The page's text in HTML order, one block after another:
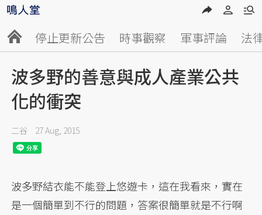
停止更新公告 時事觀察 軍事評論 法
波多野的善意與成人產業公共
化的衝突
二谷 27 Aug, 2015
波多野結衣能不能登上悠遊卡，這在我看來，實在
是一個簡單到不行的問題，答案很簡單就是不行啊